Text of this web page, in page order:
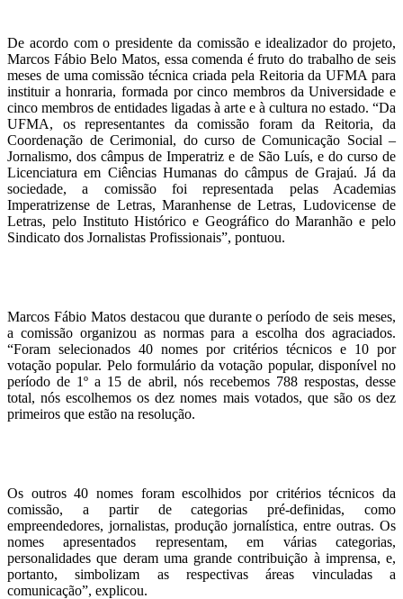
De acordo com o presidente da comissão e idealizador do projeto,
Marcos Fábio Belo Matos, essa comenda é fruto do trabalho de seis
meses de uma comissão técnica criada pela Reitoria da UFMA para
instituir a honraria, formada por cinco membros da Universidade e
cinco membros de entidades ligadas à arte e à cultura no estado. “Da
UFMA, os representantes da comissão foram da Reitoria, da
Coordenação de Cerimonial, do curso de Comunicação Social –
Jornalismo, dos câmpus de Imperatriz e de São Luís, e do curso de
Licenciatura em Ciências Humanas do câmpus de Grajaú. Já da
sociedade, a comissão foi representada pelas Academias
Imperatrizense de Letras, Maranhense de Letras, Ludovicense de
Letras, pelo Instituto Histórico e Geográfico do Maranhão e pelo
Sindicato dos Jornalistas Profissionais”, pontuou.
Marcos Fábio Matos destacou que durante o período de seis meses,
a comissão organizou as normas para a escolha dos agraciados.
“Foram selecionados 40 nomes por critérios técnicos e 10 por
votação popular. Pelo formulário da votação popular, disponível no
período de 1º a 15 de abril, nós recebemos 788 respostas, desse
total, nós escolhemos os dez nomes mais votados, que são os dez
primeiros que estão na resolução.
Os outros 40 nomes foram escolhidos por critérios técnicos da
comissão, a partir de categorias pré-definidas, como
empreendedores, jornalistas, produção jornalística, entre outras. Os
nomes apresentados representam, em várias categorias,
personalidades que deram uma grande contribuição à imprensa, e,
portanto, simbolizam as respectivas áreas vinculadas a
comunicação”, explicou.